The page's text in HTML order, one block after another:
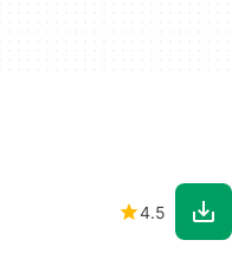
4.5